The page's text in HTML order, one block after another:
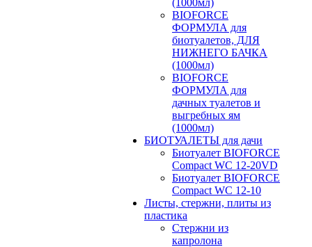
(1000мл)
BIOFORCE
ФОРМУЛА для
биотуалетов, ДЛЯ
НИЖНЕГО БАЧКА
(1000мл)
BIOFORCE
ФОРМУЛА для
дачных туалетов и
выгребных ям
(1000мл)
БИОТУАЛЕТЫ для дачи
Биотуалет BIOFORCE
Compact WC 12-20VD
Биотуалет BIOFORCE
Compact WC 12-10
Листы, стержни, плиты из
пластика
Стержни из
капролона